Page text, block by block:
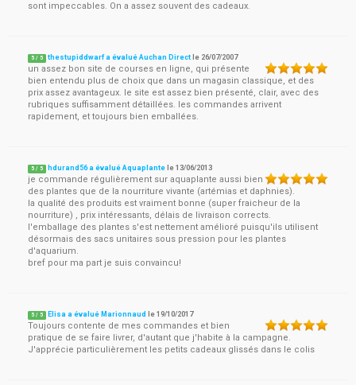
sont impeccables. On a assez souvent des cadeaux.
5 / 5 thestupiddwarf a évalué Auchan Direct le 26/07/2007
un assez bon site de courses en ligne, qui présente
bien entendu plus de choix que dans un magasin classique, et des
prix assez avantageux. le site est assez bien présenté, clair, avec des
rubriques suffisamment détaillées. les commandes arrivent
rapidement, et toujours bien emballées.
5 / 5 hdurand56 a évalué Aquaplante le13/06/2013
je commande régulièrement sur aquaplante aussi bien
des plantes que de la nourriture vivante (artémias et daphnies).
la qualité des produits est vraiment bonne (super fraicheur de la
nourriture) , prix intéressants, délais de livraison corrects.
l'emballage des plantes s'est nettement amélioré puisqu'ils utilisent
désormais des sacs unitaires sous pression pour les plantes
d'aquarium.
bref pour ma part je suis convaincu!
5 / 5 Elisa a évalué Marionnaud le19/10/2017
Toujours contente de mes commandes et bien
pratique de se faire livrer, d'autant que j'habite à la campagne.
J'apprécie particulièrement les petits cadeaux glissés dans le colis